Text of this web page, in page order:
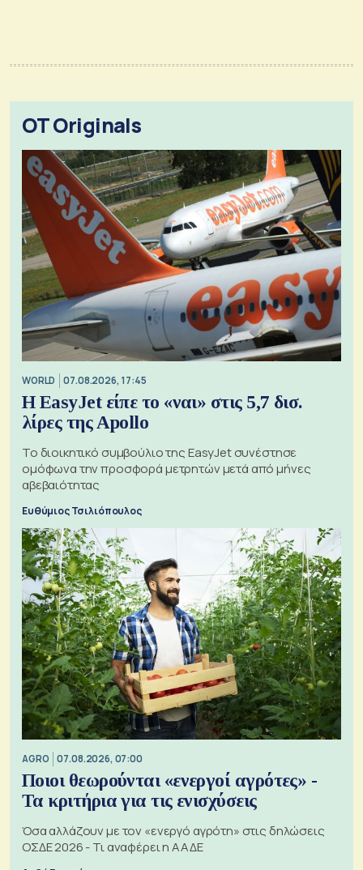
OT Originals
WORLD 07.08.2026, 17:45
Η EasyJet είπε το «ναι» στις 5,7 δισ.
λίρες της Apollo
Το διοικητικό συμβούλιο της EasyJet συνέστησε
ομόφωνα την προσφορά μετρητών μετά από μήνες
αβεβαιότητας
Ευθύμιος Τσιλιόπουλος
AGRO 07.08.2026, 07:00
Ποιοι θεωρούνται «ενεργοί αγρότες» -
Τα κριτήρια για τις ενισχύσεις
Όσα αλλάζουν με τον «ενεργό αγρότη» στις δηλώσεις
ΟΣΔΕ 2026 - Τι αναφέρει η ΑΑΔΕ